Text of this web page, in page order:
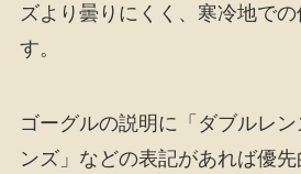
ズより曇りにくく、寒冷地で
す。
ゴーグルの説明に「ダブルレ
ンズ」などの表記があれば優